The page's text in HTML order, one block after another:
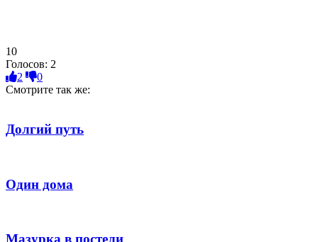
10
Голосов: 2
2
0
Смотрите так же:
Долгий путь
Один дома
Мазурка в постели